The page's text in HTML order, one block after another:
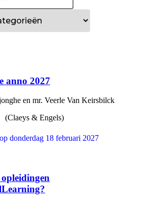
anno 2027
en mr. Veerle Van Keirsbilck
(Claeys & Engels)
donderdag 18 februari 2027